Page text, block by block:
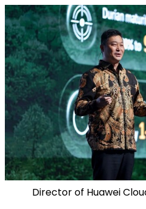
Director of Huawei